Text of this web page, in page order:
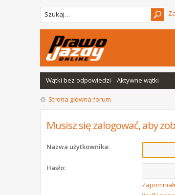
Wątki bez odpowiedzi Aktywne wątki
Strona główna forum
Musisz się zalogować, aby
Nazwa użytkownika:
Hasło: